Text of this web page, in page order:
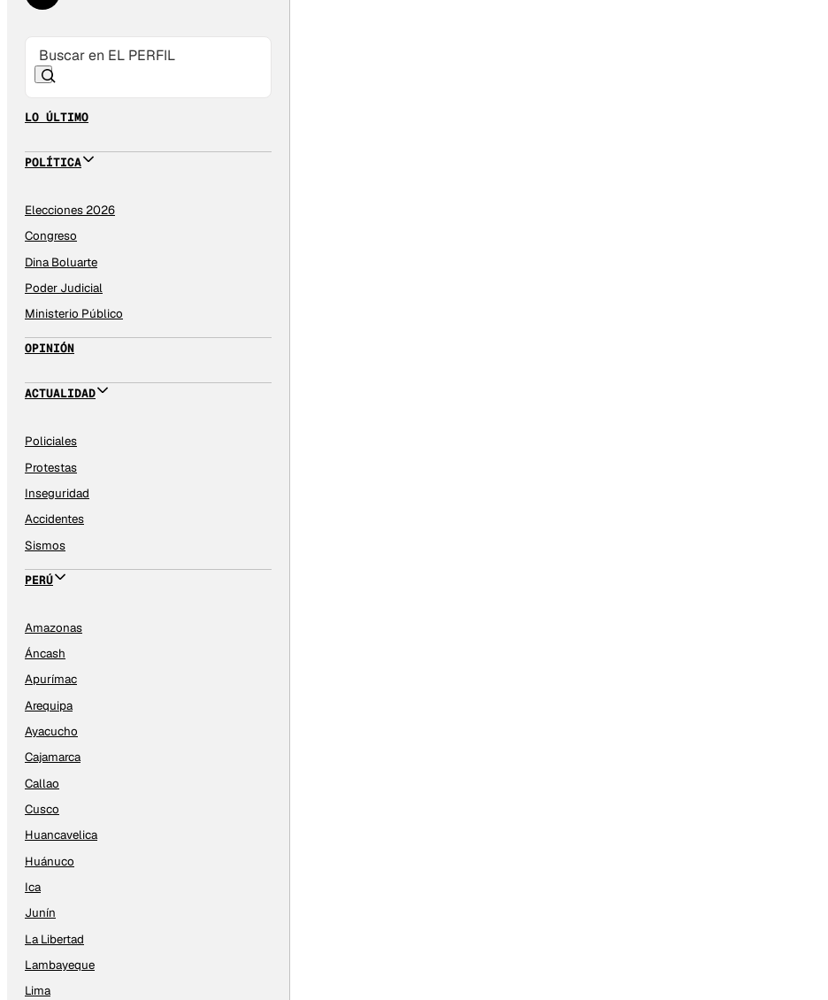
LO ÚLTIMO
POLÍTICA
Elecciones 2026
Congreso
Dina Boluarte
Poder Judicial
Ministerio Público
OPINIÓN
ACTUALIDAD
Policiales
Protestas
Inseguridad
Accidentes
Sismos
PERÚ
Amazonas
Áncash
Apurímac
Arequipa
Ayacucho
Cajamarca
Callao
Cusco
Huancavelica
Huánuco
Ica
Junín
La Libertad
Lambayeque
Lima